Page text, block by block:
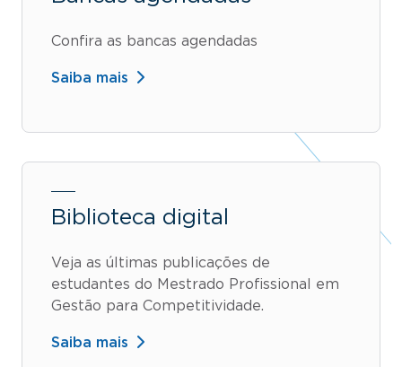
Confira as bancas agendadas
Saiba mais
Biblioteca digital
Veja as últimas publicações de
estudantes do Mestrado Profissional em
Gestão para Competitividade.
Saiba mais